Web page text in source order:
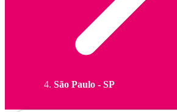
São Paulo - SP